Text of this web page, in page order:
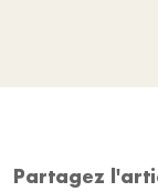
Partagez